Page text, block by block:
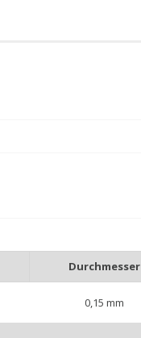
Durchmesser
0,15 mm